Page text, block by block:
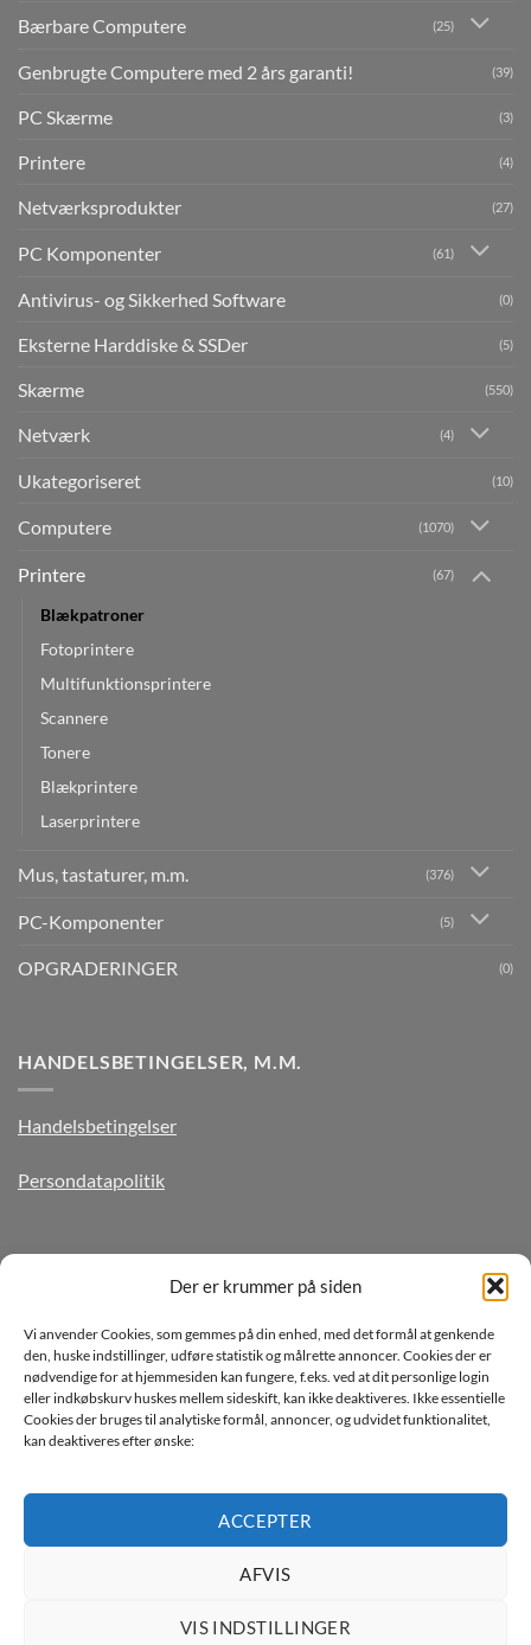
Der er krummer på siden
Vi anvender Cookies, som gemmes på din enhed, med det formål at genkende
den, huske indstillinger, udføre statistik og målrette annoncer. Cookies der er
nødvendige for at hjemmesiden kan fungere, f.eks. ved at dit personlige login
eller indkøbskurv huskes mellem sideskift, kan ikke deaktiveres. Ikke essentielle
Cookies der bruges til analytiske formål, annoncer, og udvidet funktionalitet,
kan deaktiveres efter ønske:
ACCEPTER
AFVIS
VIS INDSTILLINGER
Bærbare Computere (25)
Genbrugte Computere med 2 års garanti! (39)
PC Skærme (3)
Printere (4)
Netværksprodukter (27)
PC Komponenter (61)
Antivirus- og Sikkerhed Software (0)
Eksterne Harddiske & SSDer (5)
Skærme (550)
Netværk (4)
Ukategoriseret (10)
Computere (1070)
Printere (67)
Blækpatroner
Fotoprintere
Multifunktionsprintere
Scannere
Tonere
Blækprintere
Laserprintere
Mus, tastaturer, m.m. (376)
PC-Komponenter (5)
OPGRADERINGER (0)
HANDELSBETINGELSER, M.M.
Handelsbetingelser
Persondatapolitik
Læs vores Persondatapolitik